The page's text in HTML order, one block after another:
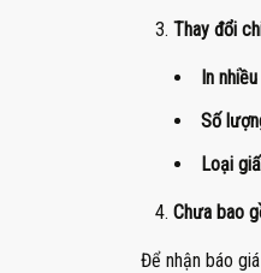
Thay đổi
In
Số
Loại
Chưa bao
Để nhận báo